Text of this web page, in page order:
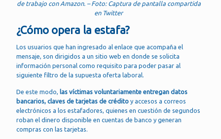
de trabajo con Amazon. – Foto: Captura de pantalla compartida
en Twitter
¿Cómo opera la estafa?
Los usuarios que han ingresado al enlace que acompaña el
mensaje, son dirigidos a un sitio web en donde se solicita
información personal como requisito para poder pasar al
siguiente filtro de la supuesta oferta laboral.
De este modo, las víctimas voluntariamente entregan datos
bancarios, claves de tarjetas de crédito y accesos a correos
electrónicos a los estafadores, quienes en cuestión de segundos
roban el dinero disponible en cuentas de banco y generan
compras con las tarjetas.